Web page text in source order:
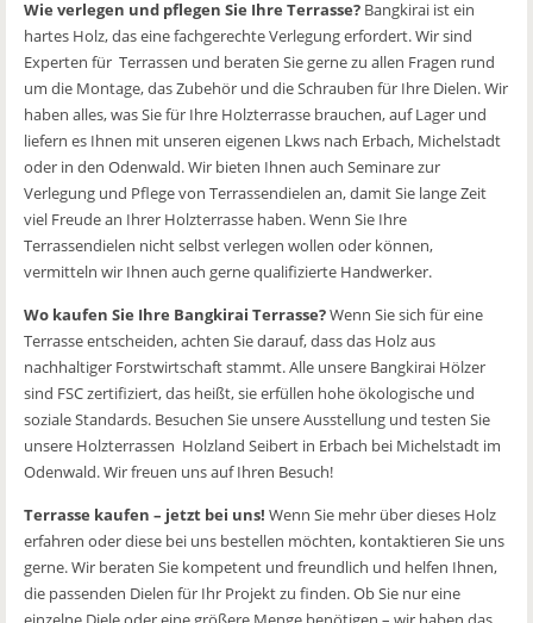
Wie verlegen und pflegen Sie Ihre Terrasse? Bangkirai ist ein
hartes Holz, das eine fachgerechte Verlegung erfordert. Wir sind
Experten für Terrassen und beraten Sie gerne zu allen Fragen rund
um die Montage, das Zubehör und die Schrauben für Ihre Dielen. Wir
haben alles, was Sie für Ihre Holzterrasse brauchen, auf Lager und
liefern es Ihnen mit unseren eigenen Lkws nach Erbach, Michelstadt
oder in den Odenwald. Wir bieten Ihnen auch Seminare zur
Verlegung und Pflege von Terrassendielen an, damit Sie lange Zeit
viel Freude an Ihrer Holzterrasse haben. Wenn Sie Ihre
Terrassendielen nicht selbst verlegen wollen oder können,
vermitteln wir Ihnen auch gerne qualifizierte Handwerker.
Wo kaufen Sie Ihre Bangkirai Terrasse?Wenn Sie sich für eine
Terrasse entscheiden, achten Sie darauf, dass das Holz aus
nachhaltiger Forstwirtschaft stammt. Alle unsere Bangkirai Hölzer
sind FSC zertifiziert, das heißt, sie erfüllen hohe ökologische und
soziale Standards. Besuchen Sie unsere Ausstellung und testen Sie
unsere Holzterrassen Holzland Seibert in Erbach bei Michelstadt im
Odenwald. Wir freuen uns auf Ihren Besuch!
Terrasse kaufen – jetzt bei uns! Wenn Sie mehr über dieses Holz
erfahren oder diese bei uns bestellen möchten, kontaktieren Sie uns
gerne. Wir beraten Sie kompetent und freundlich und helfen Ihnen,
die passenden Dielen für Ihr Projekt zu finden. Ob Sie nur eine